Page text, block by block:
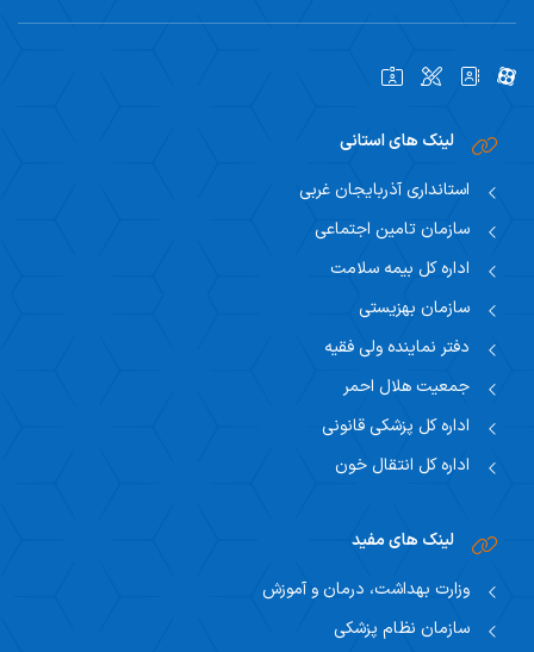
لینک های استانی
استانداری آذربایجان غربی
سازمان تامین اجتماعی
اداره کل بیمه سلامت
سازمان بهزیستی
دفتر نماینده ولی فقیه
جمعیت هلال احمر
اداره کل پزشکی قانونی
اداره کل انتقال خون
لینک های مفید
وزارت بهداشت، درمان و آموزش
سازمان نظام پزشکی